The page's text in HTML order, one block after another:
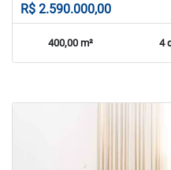
R$ 2.590.000,00
400,00 m² 4